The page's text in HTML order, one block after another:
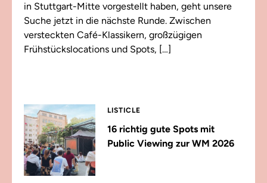
in Stuttgart-Mitte vorgestellt haben, geht unsere
Suche jetzt in die nächste Runde. Zwischen
versteckten Café-Klassikern, großzügigen
Frühstückslocations und Spots, […]
LISTICLE
16 richtig gute Spots mit
Public Viewing zur WM 2026